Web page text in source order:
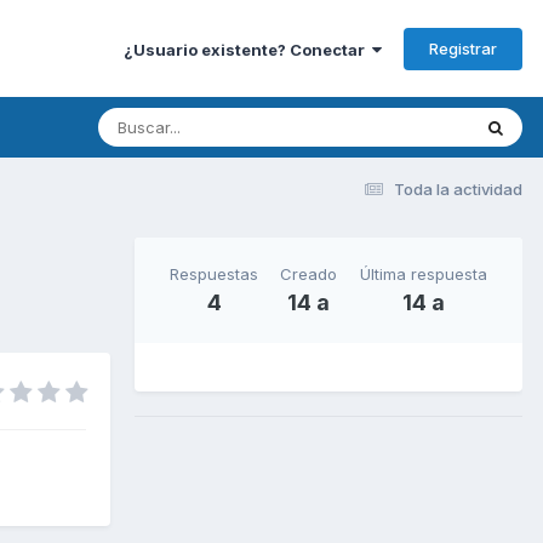
¿Usuario existente? Conectar Registrar
Toda la actividad
Respuestas
4
Creado
14 a
Última respuesta
14 a